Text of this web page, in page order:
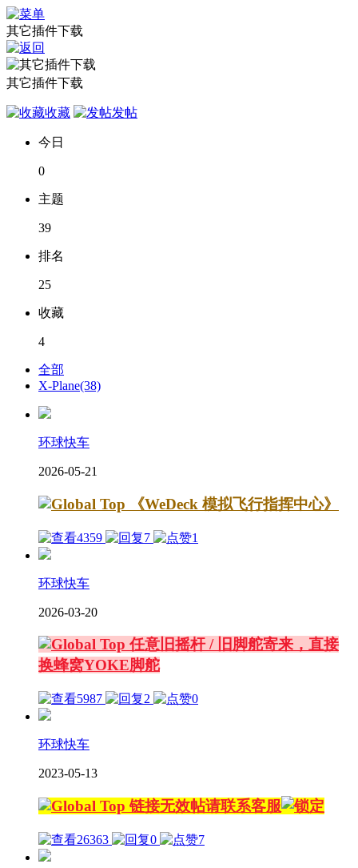
其它插件下载
其它插件下载
收藏 发帖
今日
0
主题
39
排名
25
收藏
4
全部
X-Plane(38)
环球快车
2026-05-21
《WeDeck 模拟飞行指挥中心》
4359 7 1
环球快车
2026-03-20
任意旧摇杆 / 旧脚舵寄来，直接
换蜂窝YOKE脚舵
5987 2 0
环球快车
2023-05-13
链接无效帖请联系客服
26363 0 7